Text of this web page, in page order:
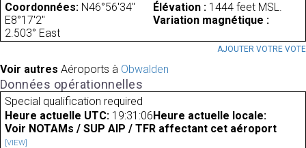
Coordonnées: N46°56'34"
E8°17'2"
Élévation : 1444 feet MSL.
Variation magnétique :
2.503° East
AJOUTER VOTRE VOTE
Voir autres Aéroports à Obwalden
Données opérationnelles
Special qualification required
Heure actuelle UTC: 19:31:06 Heure actuelle locale:
Voir NOTAMs / SUP AIP / TFR affectant cet aéroport
[VIEW]